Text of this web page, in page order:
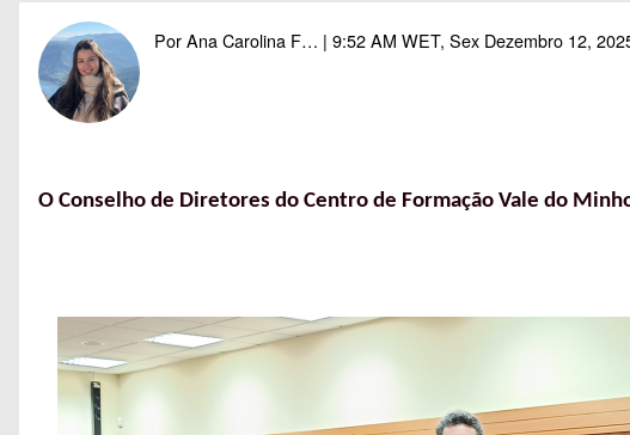
PorAna Carolina F… | 9:52 AM WET, Sex Dezembro 12,
O Conselho de Diretores do Centro de Formação Vale do